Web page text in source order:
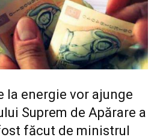
la energie vor ajunge
Suprem de Apărare a
făcut de ministrul